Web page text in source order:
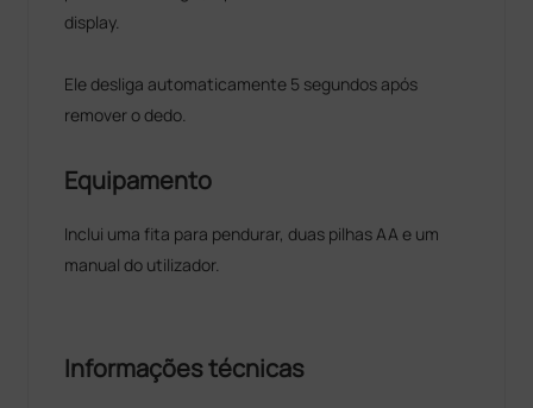
display.
Ele desliga automaticamente 5 segundos após
remover o dedo.
Equipamento
Inclui uma fita para pendurar, duas pilhas AA e um
manual do utilizador.
Informações técnicas